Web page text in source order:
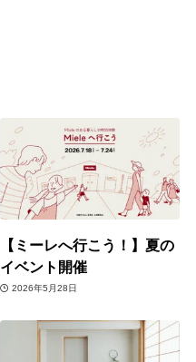
【ミーレへ行こう！】夏の
イベント開催
2026年5月28日